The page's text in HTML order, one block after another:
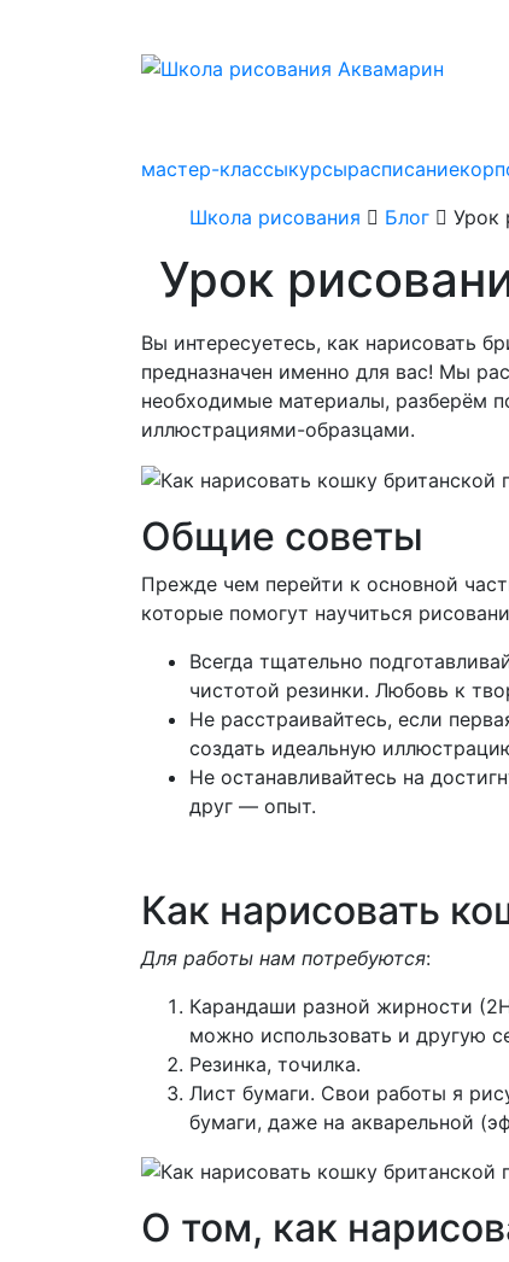
мастер-классыкурсырасписание
Школа рисования
Блог Урок
Урок
Вы интересуетесь, как нарисовать
предназначен именно для вас! Мы
необходимые материалы, разберём
иллюстрациями-образцами.
Общие советы
Прежде чем перейти к основной
которые помогут научиться
Всегда тщательно
чистотой резинки. Любовь к
Не расстраивайтесь, если
создать идеальную
Не останавливайтесь на
друг — опыт.
Как нарисовать
Для работы нам потребуются:
Карандаши разной жирности
можно использовать и другую
Резинка, точилка.
Лист бумаги. Свои работы я
бумаги, даже на акварельной
О том, как